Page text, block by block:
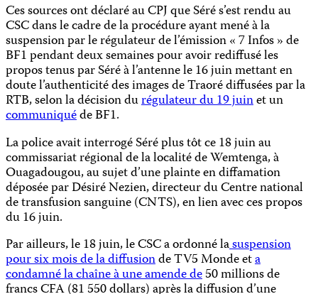
Ces sources ont déclaré au CPJ que Séré s’est rendu au
CSC dans le cadre de la procédure ayant mené à la
suspension par le régulateur de l’émission « 7 Infos » de
BF1 pendant deux semaines pour avoir rediffusé les
propos tenus par Séré à l’antenne le 16 juin mettant en
doute l’authenticité des images de Traoré diffusées par la
RTB, selon la décision durégulateur du 19 juinet un
communiquéde BF1.
La police avait interrogé Séré plus tôt ce 18 juin au
commissariat régional de la localité de Wemtenga, à
Ouagadougou, au sujet d’une plainte en diffamation
déposée par Désiré Nezien, directeur du Centre national
de transfusion sanguine (CNTS), en lien avec ces propos
du 16 juin.
Par ailleurs, le 18 juin, le CSC a ordonné lasuspension
pour six mois de la diffusionde TV5 Monde eta
condamné la chaîne à une amende de50 millions de